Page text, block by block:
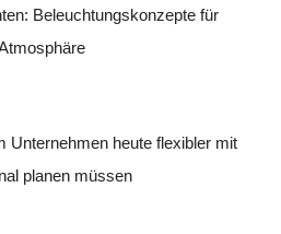
Beleuchtungskonzepte für
Unternehmen heute flexibler mit
planen müssen